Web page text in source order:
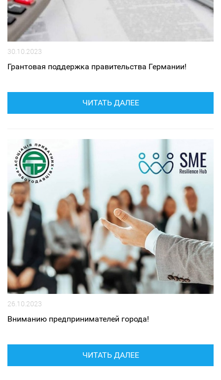
30.10.2023
Грантовая поддержка правительства Германии!
ЧИТАТЬ ДАЛЕЕ
26.10.2023
Вниманию предпринимателей города!
ЧИТАТЬ ДАЛЕЕ